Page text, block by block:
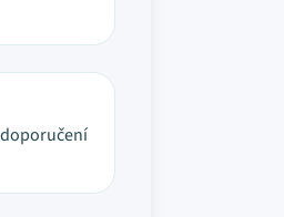
doporučení